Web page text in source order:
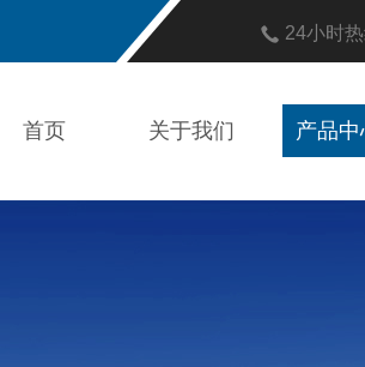
24小时热
首页 关于我们 产品中